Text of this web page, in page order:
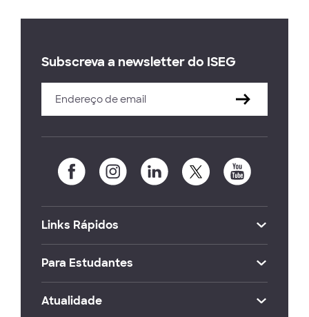
Subscreva a newsletter do ISEG
Links Rápidos
Para Estudantes
Atualidade